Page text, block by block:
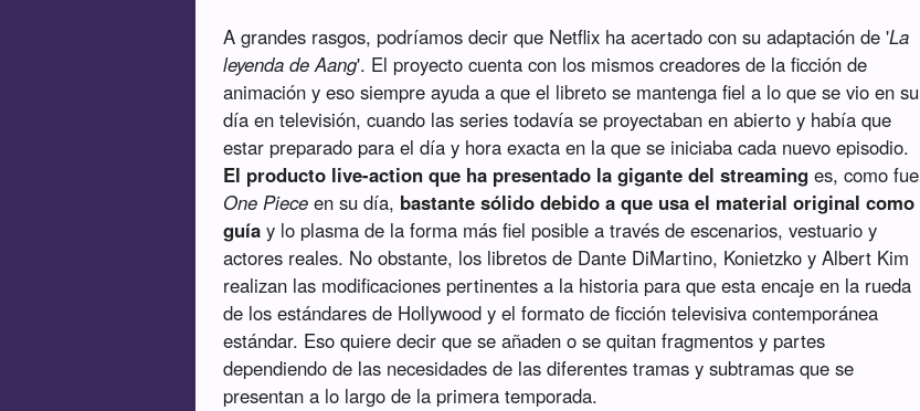
A grandes rasgos, podríamos decir que Netflix ha acertado con su adaptación de 'La
leyenda de Aang'. El proyecto cuenta con los mismos creadores de la ficción de
animación y eso siempre ayuda a que el libreto se mantenga fiel a lo que se vio en su
día en televisión, cuando las series todavía se proyectaban en abierto y había que
estar preparado para el día y hora exacta en la que se iniciaba cada nuevo episodio.
El producto live-action que ha presentado la gigante del streaming es, como fue
One Piece en su día, bastante sólido debido a que usa el material original como
guía y lo plasma de la forma más fiel posible a través de escenarios, vestuario y
actores reales. No obstante, los libretos de Dante DiMartino, Konietzko y Albert Kim
realizan las modificaciones pertinentes a la historia para que esta encaje en la rueda
de los estándares de Hollywood y el formato de ficción televisiva contemporánea
estándar. Eso quiere decir que se añaden o se quitan fragmentos y partes
dependiendo de las necesidades de las diferentes tramas y subtramas que se
presentan a lo largo de la primera temporada.